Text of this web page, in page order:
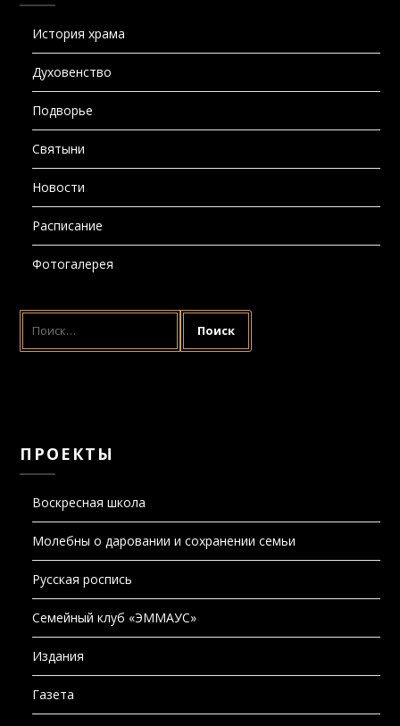
История храма
Духовенство
Подворье
Святыни
Новости
Расписание
Фотогалерея
НАЙТИ:
ПРОЕКТЫ
Воскресная школа
Молебны о даровании и сохранении семьи
Русская роспись
Семейный клуб «ЭММАУС»
Издания
Газета